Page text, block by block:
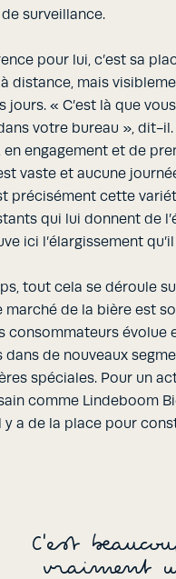
surveillance.
pour lui, c’est sa
distance, mais
jours. « C’est là que
votre bureau », dit-
en engagement et de
vaste et aucune
précisément cette
qui lui donnent de
ici l’élargissement
tout cela se déroule
marché de la bière est
consommateurs évolue
de nouveaux
spéciales. Pour un
comme Lindeboom
y a de la place pour
C'est
vraiment